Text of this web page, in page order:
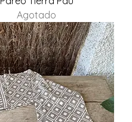
Agotado